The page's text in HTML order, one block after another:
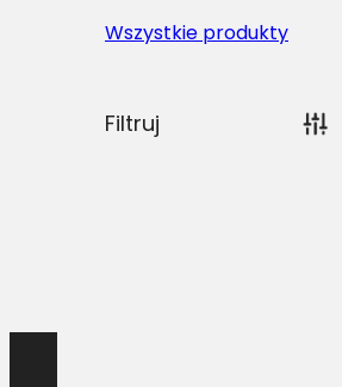
Wszystkie produkty
Filtruj